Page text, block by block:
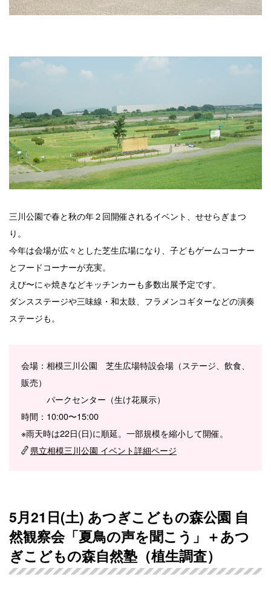
三川公園で春と秋の年２回開催されるイベント、せせらぎまつ
り。
今年は会場が広々とした芝生広場になり、子どもゲームコーナー
とフードコーナーが充実。
えび〜にゃ焼きなどキッチンカーも多数出展予定です。
ダンスステージや三味線・和太鼓、フラメンコギターなどの演奏
ステージも。
会場：相模三川公園 芝生広場特設会場（ステージ、飲食、
販売）
パークセンター（生け花展示）
時間：10:00〜15:00
※雨天時は22日(日)に順延。一部規模を縮小して開催。
県立相模三川公園 イベント詳細ページ
5月21日(土) あつぎこどもの森公園 自
然観察会「夏鳥の声を聞こう」＋あつ
ぎこどもの森自然塾（植生調査）